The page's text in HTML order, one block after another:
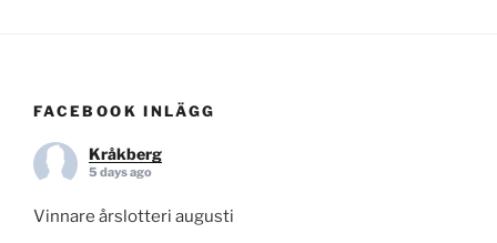
FACEBOOK INLÄGG
Kråkberg
5 days ago
Vinnare årslotteri augusti